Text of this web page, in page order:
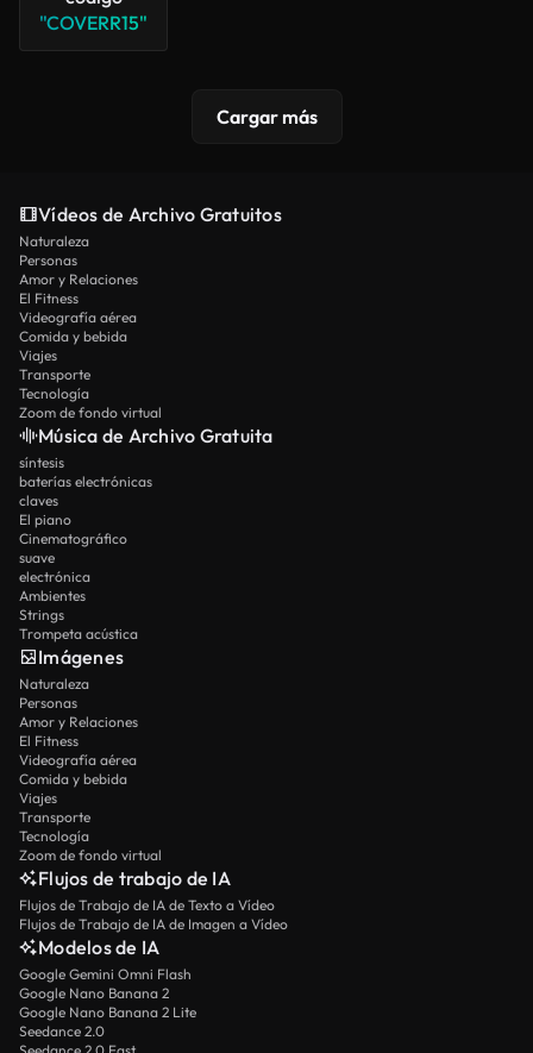
"COVERR15"
Cargar más
Vídeos de Archivo Gratuitos
Naturaleza
Personas
Amor y Relaciones
El Fitness
Videografía aérea
Comida y bebida
Viajes
Transporte
Tecnología
Zoom de fondo virtual
Música de Archivo Gratuita
síntesis
baterías electrónicas
claves
El piano
Cinematográfico
suave
electrónica
Ambientes
Strings
Trompeta acústica
Imágenes
Naturaleza
Personas
Amor y Relaciones
El Fitness
Videografía aérea
Comida y bebida
Viajes
Transporte
Tecnología
Zoom de fondo virtual
Flujos de trabajo de IA
Flujos de Trabajo de IA de Texto a Vídeo
Flujos de Trabajo de IA de Imagen a Vídeo
Modelos de IA
Google Gemini Omni Flash
Google Nano Banana 2
Google Nano Banana 2 Lite
Seedance 2.0